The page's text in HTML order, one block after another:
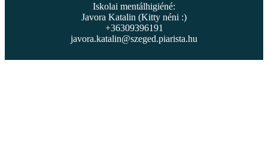
Iskolai mentálhigiéné:
Javora Katalin (Kitty néni :)
+36309396191
javora.katalin@szeged.piarista.hu